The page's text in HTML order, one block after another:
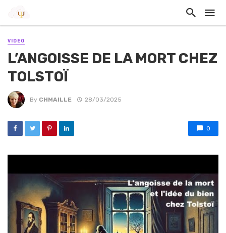
VIDEO
L’ANGOISSE DE LA MORT CHEZ
TOLSTOÏ
By CHMAILLE 28/03/2025
0